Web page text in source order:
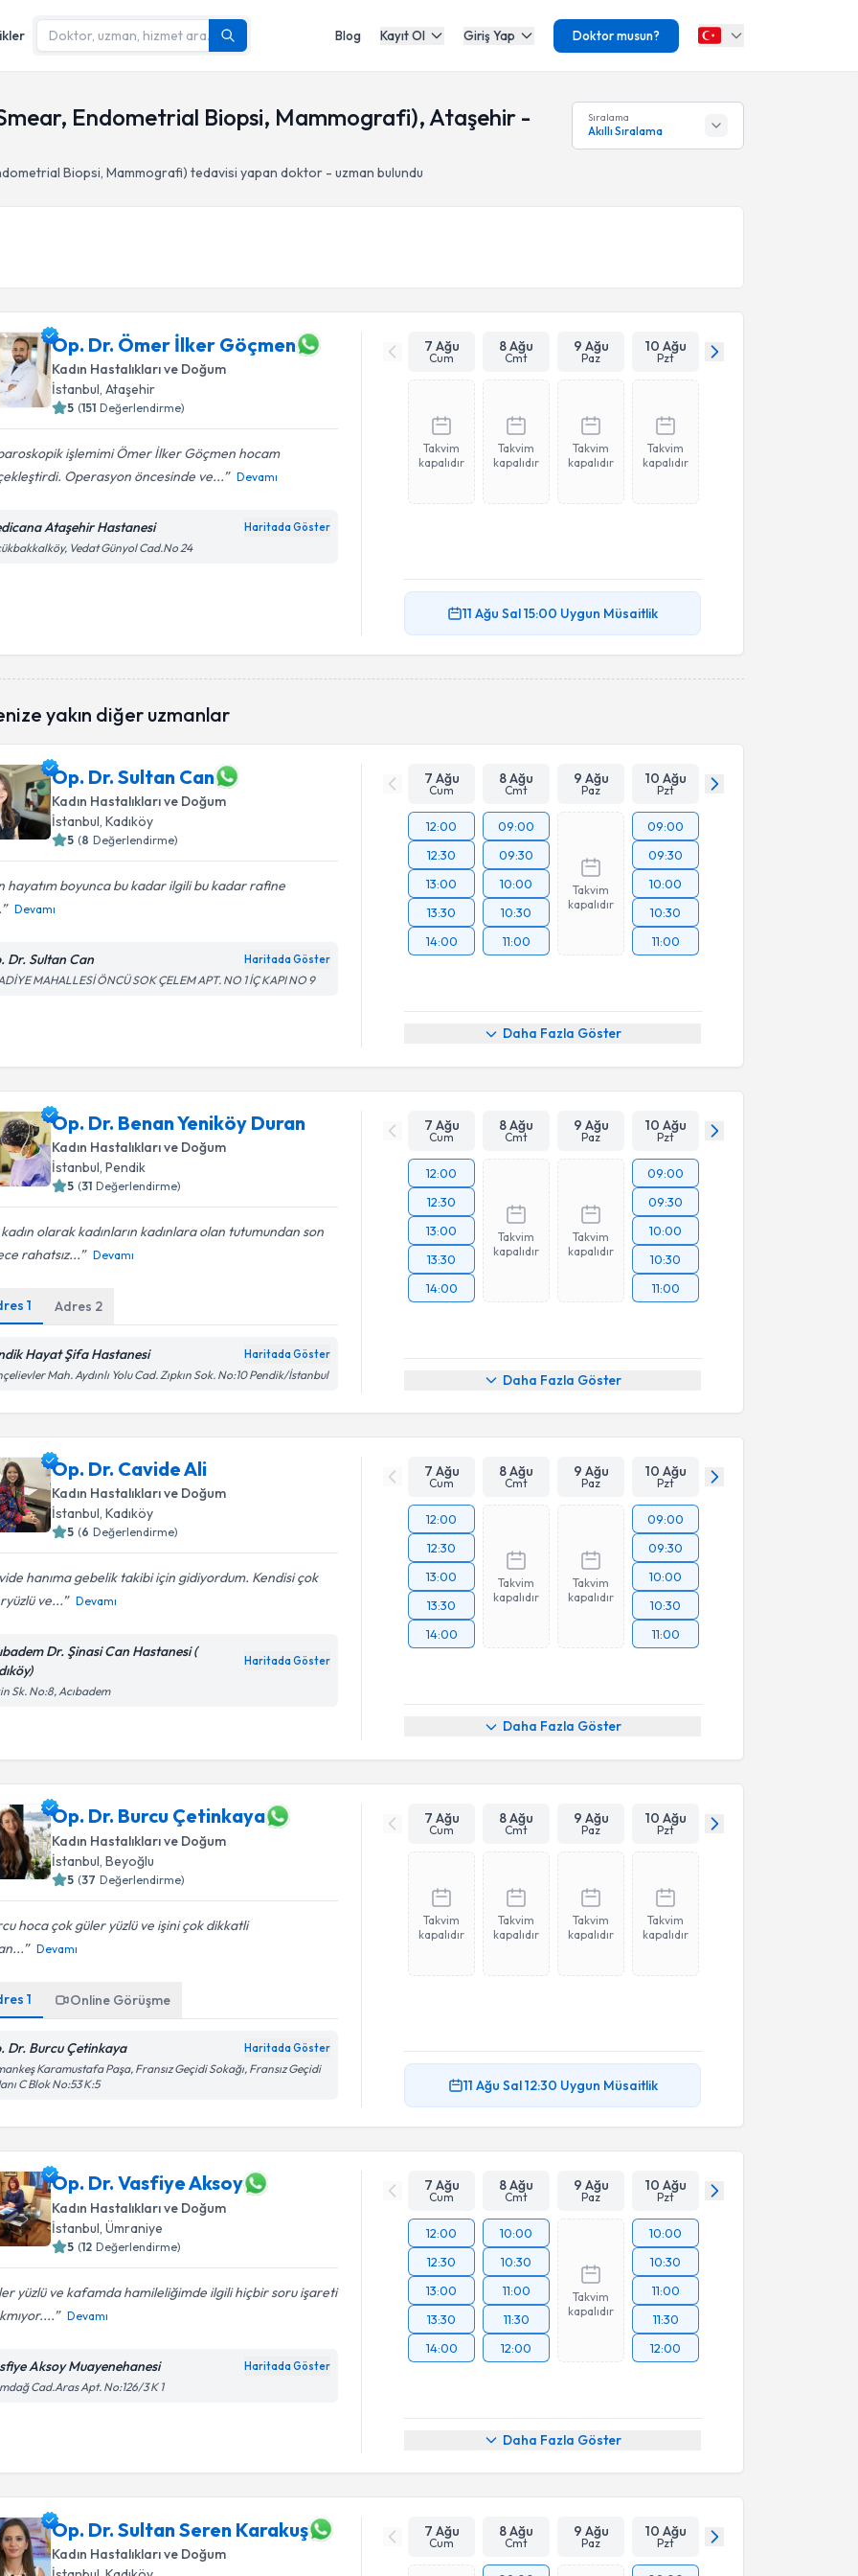
Blog Kayıt Ol Giriş Yap Doktor musun?
Endometrial Biopsi, Mammografi), Ataşehir -
Biopsi, Mammografi) tedavisi yapan doktor - uzman bulundu
Sıralama
Akıllı Sıralama
Op. Dr. Ömer İlker Göçmen
Kadın Hastalıkları ve Doğum
İstanbul, Ataşehir
5 (151 Değerlendirme)
işlemimi Ömer İlker Göçmen hocam
Operasyon öncesinde ve...
Devamı
Ataşehir Hastanesi Haritada Göster
Vedat Günyol Cad.No 24
7 Ağu
Cum
8 Ağu
Cmt
9 Ağu
Paz
10 Ağu
Pzt
Takvim
kapalıdır
Takvim
kapalıdır
Takvim
kapalıdır
Takvim
kapalıdır
11 Ağu Sal15:00 Uygun Müsaitlik
yakın diğer uzmanlar
Op. Dr. Sultan Can
Kadın Hastalıkları ve Doğum
İstanbul, Kadıköy
5 (8 Değerlendirme)
hayatım boyunca bu kadar ilgili bu kadar rafine
Devamı
Dr. Sultan Can Haritada Göster
MAHALLESİ ÖNCÜ SOK ÇELEM APT. NO 1 İÇ KAPI NO 9
7 Ağu
Cum
8 Ağu
Cmt
9 Ağu
Paz
10 Ağu
Pzt
12:00
12:30
13:00
13:30
14:00
09:00
09:30
10:00
10:30
11:00
Takvim
kapalıdır
09:00
09:30
10:00
10:30
11:00
Daha Fazla Göster
Op. Dr. Benan Yeniköy Duran
Kadın Hastalıkları ve Doğum
İstanbul , Pendik
5 (31 Değerlendirme)
olarak kadınların kadınlara olan tutumundan son
rahatsız...
Devamı
1 Adres 2
Hayat Şifa Hastanesi Haritada Göster
Mah. Aydınlı Yolu Cad. Zıpkın Sok. No:10 Pendik/İstanbul
7 Ağu
Cum
8 Ağu
Cmt
9 Ağu
Paz
10 Ağu
Pzt
12:00
12:30
13:00
13:30
14:00
Takvim
kapalıdır
Takvim
kapalıdır
09:00
09:30
10:00
10:30
11:00
Daha Fazla Göster
Op. Dr. Cavide Ali
Kadın Hastalıkları ve Doğum
İstanbul, Kadıköy
5 (6 Değerlendirme)
hanıma gebelik takibi için gidiyordum. Kendisi çok
ve...
Devamı
Dr. Şinasi Can Hastanesi (
Haritada Göster
Sk. No:8, Acıbadem
7 Ağu
Cum
8 Ağu
Cmt
9 Ağu
Paz
10 Ağu
Pzt
12:00
12:30
13:00
13:30
14:00
Takvim
kapalıdır
Takvim
kapalıdır
09:00
09:30
10:00
10:30
11:00
Daha Fazla Göster
Op. Dr. Burcu Çetinkaya
Kadın Hastalıkları ve Doğum
İstanbul , Beyoğlu
5 (37 Değerlendirme)
hoca çok güler yüzlü ve işini çok dikkatli
Devamı
1 Online Görüşme
Dr. Burcu Çetinkaya Haritada Göster
Karamustafa Paşa, Fransız Geçidi Sokağı, Fransız Geçidi
C Blok No:53 K:5
7 Ağu
Cum
8 Ağu
Cmt
9 Ağu
Paz
10 Ağu
Pzt
Takvim
kapalıdır
Takvim
kapalıdır
Takvim
kapalıdır
Takvim
kapalıdır
11 Ağu Sal12:30 Uygun Müsaitlik
Op. Dr. Vasfiye Aksoy
Kadın Hastalıkları ve Doğum
İstanbul , Ümraniye
5 (12 Değerlendirme)
yüzlü ve kafamda hamileliğimde ilgili hiçbir soru işareti
Devamı
Aksoy Muayenehanesi Haritada Göster
Cad.Aras Apt. No:126/3 K 1
7 Ağu
Cum
8 Ağu
Cmt
9 Ağu
Paz
10 Ağu
Pzt
12:00
12:30
13:00
13:30
14:00
10:00
10:30
11:00
11:30
12:00
Takvim
kapalıdır
10:00
10:30
11:00
11:30
12:00
Daha Fazla Göster
Op. Dr. Sultan Seren Karakuş
Kadın Hastalıkları ve Doğum
7 Ağu
Cum
8 Ağu
Cmt
9 Ağu
Paz
10 Ağu
Pzt